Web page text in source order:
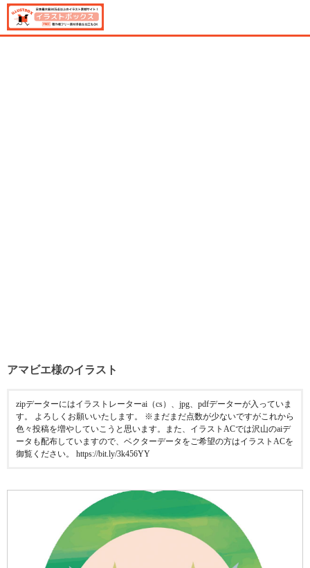
アマビエ様のイラスト
zipデーターにはイラストレーターai（cs）、jpg、pdfデーターが入っていま
す。 よろしくお願いいたします。 ※まだまだ点数が少ないですがこれから
色々投稿を増やしていこうと思います。また、イラストACでは沢山のaiデ
ータも配布していますので、ベクターデータをご希望の方はイラストACを
御覧ください。 https://bit.ly/3k456YY